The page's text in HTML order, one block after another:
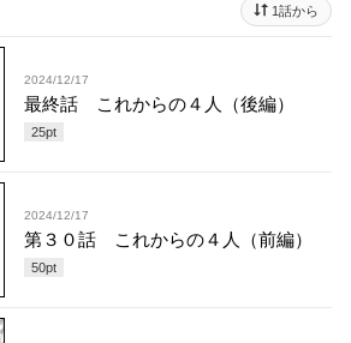
1話から
2024/12/17
最終話 これからの４人（後編）
25pt
2024/12/17
第３０話 これからの４人（前編）
50pt